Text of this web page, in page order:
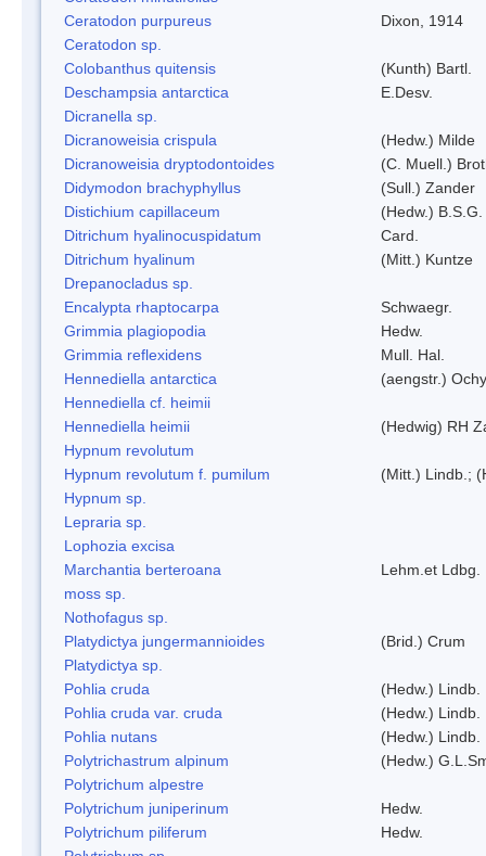
Ceratodon purpureus
Dixon, 1914
Ceratodon sp.
Colobanthus quitensis
(Kunth) Bartl.
Deschampsia antarctica
E.Desv.
Dicranella sp.
Dicranoweisia crispula
(Hedw.) Milde
Dicranoweisia dryptodontoides
(C. Muell.)
Didymodon brachyphyllus
(Sull.) Zander
Distichium capillaceum
(Hedw.) B.S.G.
Ditrichum hyalinocuspidatum
Card.
Ditrichum hyalinum
(Mitt.) Kuntze
Drepanocladus sp.
Encalypta rhaptocarpa
Schwaegr.
Grimmia plagiopodia
Hedw.
Grimmia reflexidens
Mull. Hal.
Hennediella antarctica
(aengstr.)
Hennediella cf. heimii
Hennediella heimii
(Hedwig) RH
Hypnum revolutum
Hypnum revolutum f. pumilum
(Mitt.) Lindb.;
Hypnum sp.
Lepraria sp.
Lophozia excisa
Marchantia berteroana
Lehm.et Ldbg.
moss sp.
Nothofagus sp.
Platydictya jungermannioides
(Brid.) Crum
Platydictya sp.
Pohlia cruda
(Hedw.) Lindb.
Pohlia cruda var. cruda
(Hedw.) Lindb.
Pohlia nutans
(Hedw.) Lindb.
Polytrichastrum alpinum
(Hedw.)
Polytrichum alpestre
Polytrichum juniperinum
Hedw.
Polytrichum piliferum
Hedw.